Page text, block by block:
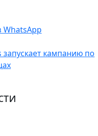
WhatsApp
кампанию по